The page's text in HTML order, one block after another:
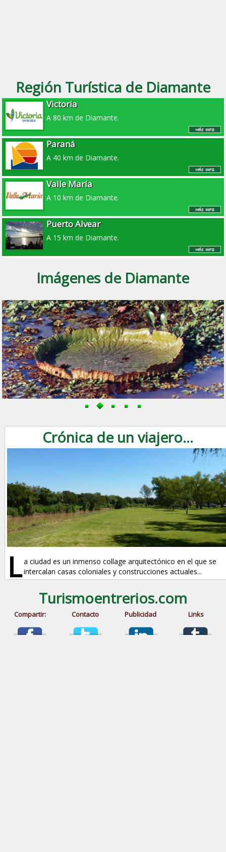
Región Turística de Diamante
Victoria
A 80 km de Diamante.
Paraná
A 40 km de Diamante.
Valle María
A 10 km de Diamante.
Puerto Alvear
A 15 km de Diamante.
Imágenes de Diamante
Crónica de un viajero...
L a ciudad es un inmenso collage arquitectónico en el que se
intercalan casas coloniales y construcciones actuales...
Turismoentrerios.com
Compartir: Contacto Publicidad Links